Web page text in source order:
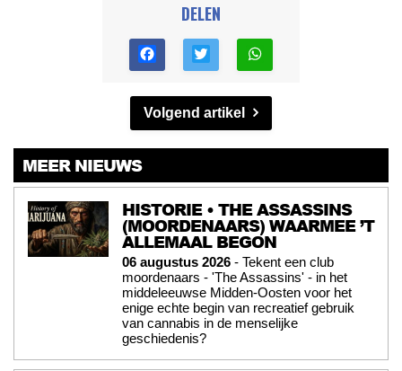
DELEN
Volgend artikel
MEER NIEUWS
HISTORIE • THE ASSASSINS
(MOORDENAARS) WAARMEE ’T
ALLEMAAL BEGON
06 augustus 2026 - Tekent een club
moordenaars - 'The Assassins' - in het
middeleeuwse Midden-Oosten voor het
enige echte begin van recreatief gebruik
van cannabis in de menselijke
geschiedenis?